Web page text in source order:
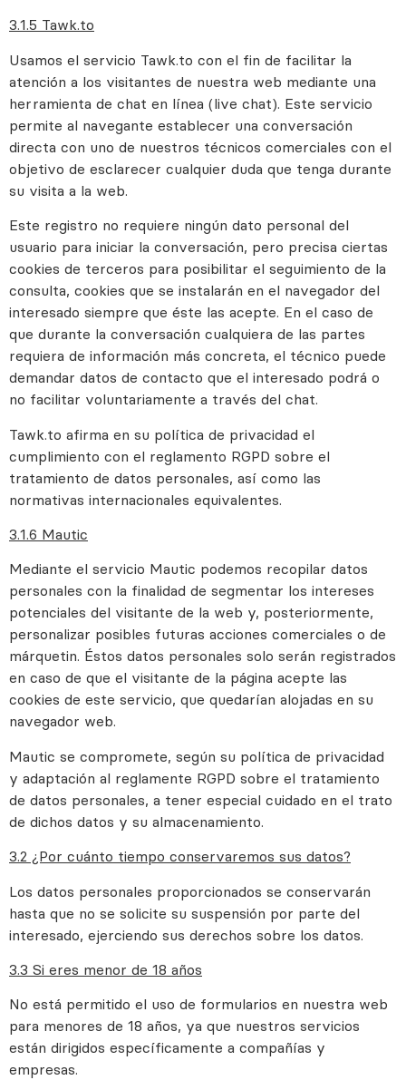
3.1.5 Tawk.to
Usamos el servicio Tawk.to con el fin de facilitar la
atención a los visitantes de nuestra web mediante una
herramienta de chat en línea (live chat). Este servicio
permite al navegante establecer una conversación
directa con uno de nuestros técnicos comerciales con el
objetivo de esclarecer cualquier duda que tenga durante
su visita a la web.
Este registro no requiere ningún dato personal del
usuario para iniciar la conversación, pero precisa ciertas
cookies de terceros para posibilitar el seguimiento de la
consulta, cookies que se instalarán en el navegador del
interesado siempre que éste las acepte. En el caso de
que durante la conversación cualquiera de las partes
requiera de información más concreta, el técnico puede
demandar datos de contacto que el interesado podrá o
no facilitar voluntariamente a través del chat.
Tawk.to afirma en su política de privacidad el
cumplimiento con el reglamento RGPD sobre el
tratamiento de datos personales, así como las
normativas internacionales equivalentes.
3.1.6 Mautic
Mediante el servicio Mautic podemos recopilar datos
personales con la finalidad de segmentar los intereses
potenciales del visitante de la web y, posteriormente,
personalizar posibles futuras acciones comerciales o de
márquetin. Éstos datos personales solo serán registrados
en caso de que el visitante de la página acepte las
cookies de este servicio, que quedarían alojadas en su
navegador web.
Mautic se compromete, según su política de privacidad
y adaptación al reglamente RGPD sobre el tratamiento
de datos personales, a tener especial cuidado en el trato
de dichos datos y su almacenamiento.
3.2 ¿Por cuánto tiempo conservaremos sus datos?
Los datos personales proporcionados se conservarán
hasta que no se solicite su suspensión por parte del
interesado, ejerciendo sus derechos sobre los datos.
3.3 Si eres menor de 18 años
No está permitido el uso de formularios en nuestra web
para menores de 18 años, ya que nuestros servicios
están dirigidos específicamente a compañías y
empresas.